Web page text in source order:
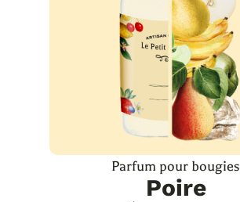
Parfum pour bougies
Poire